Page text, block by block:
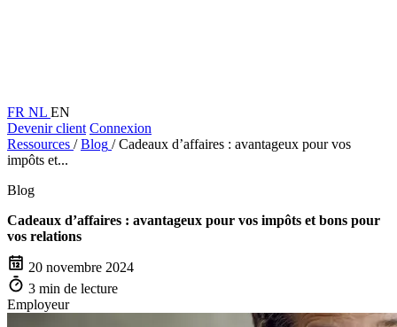
FR NL EN
Devenir client Connexion
Ressources / Blog / Cadeaux d’affaires : avantageux pour vos
impôts et...
Blog
Cadeaux d’affaires : avantageux pour vos impôts et bons pour
vos relations
20 novembre 2024
3 min de lecture
Employeur